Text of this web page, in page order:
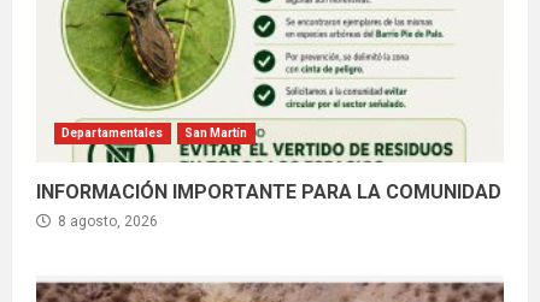
Departamentales San Martín
INFORMACIÓN IMPORTANTE PARA LA COMUNIDAD
8 agosto, 2026